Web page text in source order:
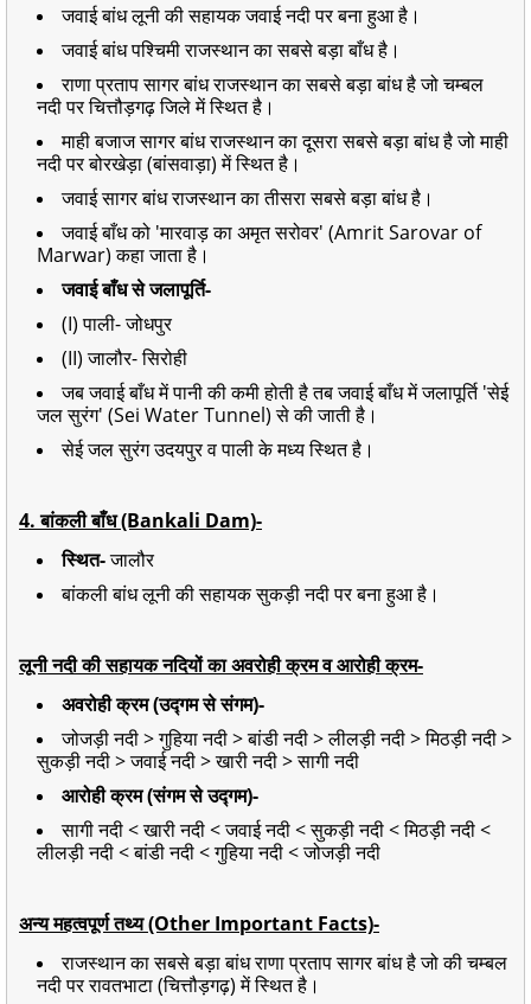
जवाई बांध लूनी की सहायक जवाई नदी पर बना हुआ है।
जवाई बांध पश्चिमी राजस्थान का सबसे बड़ा बाँध है।
राणा प्रताप सागर बांध राजस्थान का सबसे बड़ा बांध है जो चम्बल
नदी पर चित्तौड़गढ़ जिले में स्थित है।
माही बजाज सागर बांध राजस्थान का दूसरा सबसे बड़ा बांध है जो माही
नदी पर बोरखेड़ा (बांसवाड़ा) में स्थित है।
जवाई सागर बांध राजस्थान का तीसरा सबसे बड़ा बांध है।
जवाई बाँध को 'मारवाड़ का अमृत सरोवर' (Amrit Sarovar of
Marwar) कहा जाता है।
जवाई बाँध से जलापूर्ति-
(I) पाली- जोधपुर
(II) जालौर- सिरोही
जब जवाई बाँध में पानी की कमी होती है तब जवाई बाँध में जलापूर्ति 'सेई
जल सुरंग' (Sei Water Tunnel) से की जाती है।
सेई जल सुरंग उदयपुर व पाली के मध्य स्थित है।
4. बांकली बाँध (Bankali Dam)-
स्थित-जालौर
बांकली बांध लूनी की सहायक सुकड़ी नदी पर बना हुआ है।
लूनी नदी की सहायक नदियों का अवरोही क्रम व आरोही क्रम-
अवरोही क्रम (उद्गम से संगम)-
जोजड़ी नदी > गुहिया नदी > बांडी नदी > लीलड़ी नदी > मिठड़ी नदी >
सुकड़ी नदी > जवाई नदी > खारी नदी > सागी नदी
आरोही क्रम (संगम से उद्गम)-
सागी नदी < खारी नदी < जवाई नदी < सुकड़ी नदी < मिठड़ी नदी <
लीलड़ी नदी < बांडी नदी < गुहिया नदी < जोजड़ी नदी
अन्य महत्वपूर्ण तथ्य (Other Important Facts)-
राजस्थान का सबसे बड़ा बांध राणा प्रताप सागर बांध है जो की चम्बल
नदी पर रावतभाटा (चित्तौड़गढ़) में स्थित है।